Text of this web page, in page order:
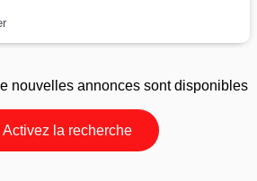
nouvelles annonces sont disponibles
Activez la recherche